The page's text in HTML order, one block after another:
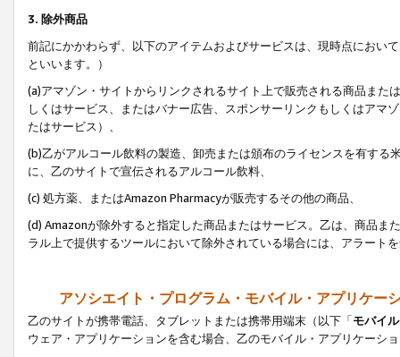
3. 除外商品
前記にかかわらず、以下のアイテムおよびサービスは、現時点におい
といいます。）
(a)アマゾン・サイトからリンクされるサイト上で販売される商品ま
しくはサービス、またはバナー広告、スポンサーリンクもしくはアマ
たはサービス）、
(b)乙がアルコール飲料の製造、卸売または頒布のライセンスを有す
に、乙のサイトで宣伝されるアルコール飲料、
(c) 処方薬、またはAmazon Pharmacyが販売するその他の商品、
(d) Amazonが除外すると指定した商品またはサービス。乙は、商品ま
ラル上で提供するツールにおいて除外されている場合には、アラート
アソシエイト・プログラム・モバイル・アプリケー
乙のサイトが携帯電話、タブレットまたは携帯用端末（以下「モバイ
ウェア・アプリケーションを含む場合、乙のモバイル・アプリケーシ